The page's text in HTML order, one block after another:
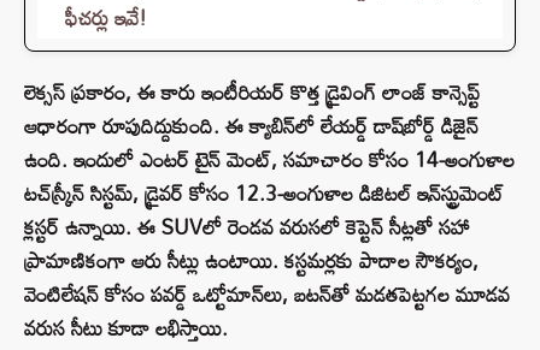
ఫీచర్లు ఇవే!
లెక్సస్ ప్రకారం, ఈ కారు ఇంటీరియర్ కొత్త డ్రైవింగ్ లాంజ్ కాన్సెప్ట్
ఆధారంగా రూపుదిద్దుకుంది. ఈ క్యాబిన్‌లో లేయర్డ్ డాష్‌బోర్డ్ డిజైన్
ఉంది. ఇందులో ఎంటర్ టైన్ మెంట్, సమాచారం కోసం 14-అంగుళాల
టచ్‌స్క్రీన్ సిస్టమ్, డ్రైవర్ కోసం 12.3-అంగుళాల డిజిటల్ ఇన్‌స్ట్రుమెంట్
క్లస్టర్ ఉన్నాయి. ఈ SUVలో రెండవ వరుసలో కెప్టెన్ సీట్లతో సహా
ప్రామాణికంగా ఆరు సీట్లు ఉంటాయి. కస్టమర్లకు పాదాల సౌకర్యం,
వెంటిలేషన్ కోసం పవర్డ్ ఒట్టోమాన్‌లు, బటన్‌తో మడతపెట్టగల మూడవ
వరుస సీటు కూడా లభిస్తాయి.